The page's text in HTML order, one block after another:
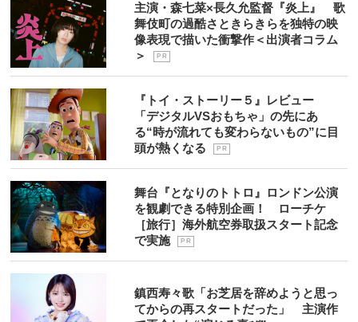
主演・森七菜×長久允監督『炎上』 歌
舞伎町の過酷さときらきらを独特の映
像表現で描いた衝撃作＜出演者コラム
＞
P R
『トイ・ストーリー５』レビュー
「デジタルVSおもちゃ」の先にあ
る“時が流れても変わらないもの”に目
頭が熱くなる
P R
舞台『となりのトトロ』ロンドン公演
を観劇できる特別企画！ ローチケ
［旅行］海外航空券取扱スタート記念
で実施
P R
鎮西寿々歌「お芝居を辞めようと思っ
てからの再スタートだった」 主演作